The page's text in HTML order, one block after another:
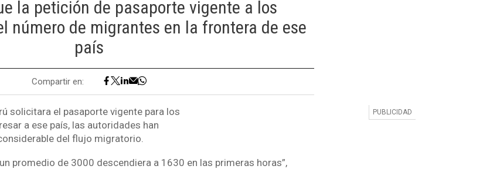
la petición de pasaporte vigente a los
número de migrantes en la frontera de ese
país
Compartir en:
solicitara el pasaporte vigente para los
a ese país, las autoridades han
del flujo migratorio.
promedio de 3000 descendiera a 1630 en las primeras horas”,